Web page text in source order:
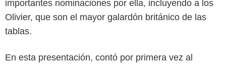
importantes nominaciones por ella, incluyendo a los
Olivier, que son el mayor galardón británico de las
tablas.
En esta presentación, contó por primera vez al